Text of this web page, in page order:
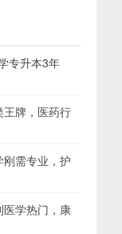
专升本3年
王牌，医药行
需专业，护
医学热门，康